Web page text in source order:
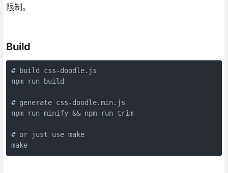
限制。
Build
# build css-doodle.js
npm run build
# generate css-doodle.min.js
npm run minify && npm run trim
# or just use make
make